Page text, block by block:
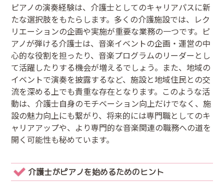
ピアノの演奏経験は、介護士としてのキャリアパスに新
たな選択肢をもたらします。多くの介護施設では、レク
リエーションの企画や実施が重要な業務の一つです。ピ
アノが弾ける介護士は、音楽イベントの企画・運営の中
心的な役割を担ったり、音楽プログラムのリーダーとし
て活躍したりする機会が増えるでしょう。また、地域の
イベントで演奏を披露するなど、施設と地域住民との交
流を深める上でも貴重な存在となります。このような活
動は、介護士自身のモチベーション向上だけでなく、施
設の魅力向上にも繋がり、将来的には専門職としてのキ
ャリアアップや、より専門的な音楽関連の職務への道を
開く可能性も秘めています。
介護士がピアノを始めるためのヒント